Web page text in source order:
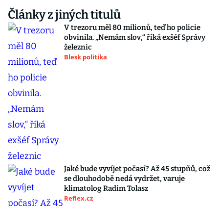
Články z jiných titulů
V trezoru měl 80 milionů, teď ho policie
obvinila. „Nemám slov,“ říká exšéf Správy
železnic
Blesk politika
Jaké bude vyvíjet počasí? Až 45 stupňů, což
se dlouhodobě nedá vydržet, varuje
klimatolog Radim Tolasz
Reflex.cz